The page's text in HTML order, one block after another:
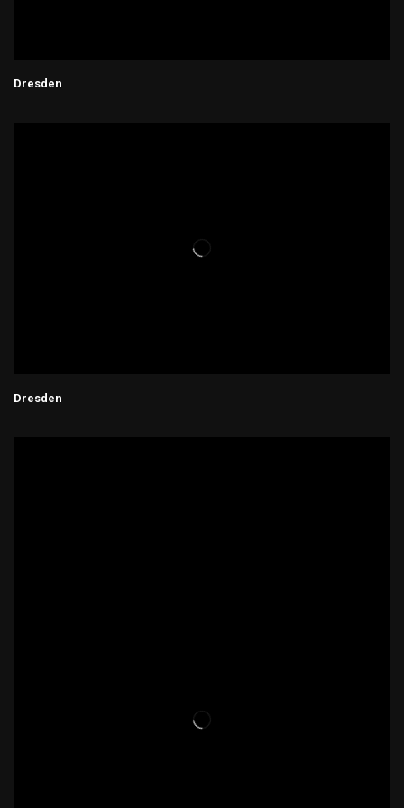
Dresden
Dresden